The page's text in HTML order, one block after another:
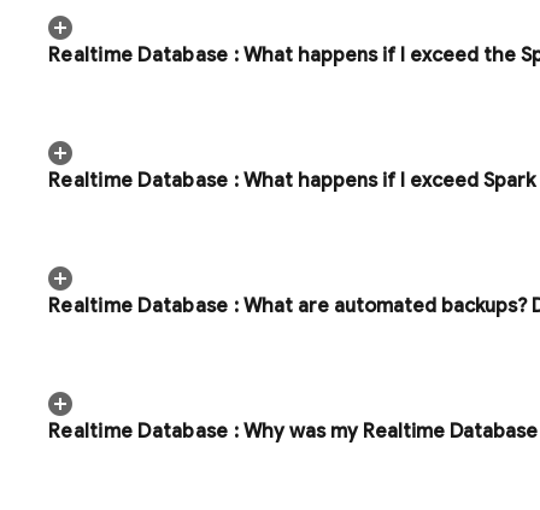
Realtime Database :What happens if I exceed the
Realtime Database :What happens if I exceed
Realtime Database :What are automated backups?
Realtime Database :Why was my Realtime Database